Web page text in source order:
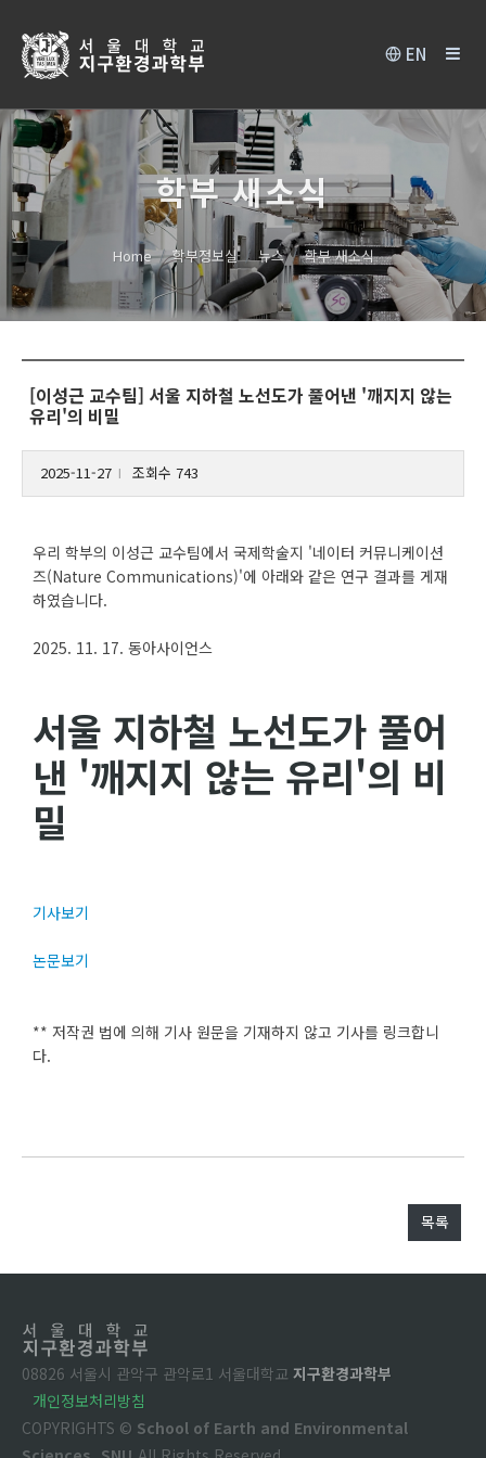
EN
학부 새소식
Home 학부정보실 뉴스 학부 새소식
[이성근 교수팀] 서울 지하철 노선도가 풀어낸 '깨지지 않는
유리'의 비밀
2025-11-27 조회수 743
우리 학부의 이성근 교수팀에서 국제학술지 '네이터 커뮤니케이션
즈(Nature Communications)'에 아래와 같은 연구 결과를 게재
하였습니다.
2025. 11. 17. 동아사이언스
서울 지하철 노선도가 풀어
낸 '깨지지 않는 유리'의 비
밀
기사보기
논문보기
** 저작권 법에 의해 기사 원문을 기재하지 않고 기사를 링크합니
다.
목록
08826 서울시 관악구 관악로1 서울대학교 지구환경과학부
개인정보처리방침
COPYRIGHTS © School of Earth and Environmental